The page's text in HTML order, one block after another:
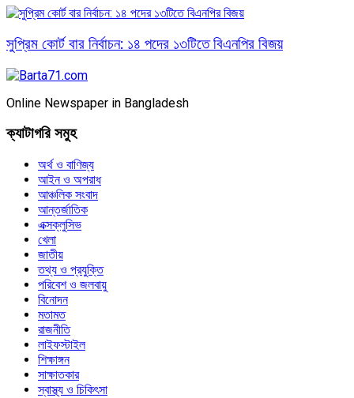
সুপ্রিম কোর্ট বার নির্বাচন: ১৪ পদের ১৩টিতে বিএনপির বিজয়
Online Newspaper in Bangladesh
ক্যাটাগরি সমুহ
অর্থ ও বাণিজ্য
আইন ও অপরাধ
আঞ্চলিক সংবাদ
আন্তর্জাতিক
এক্সক্লুসিভ
খেলা
জাতীয়
তথ্য ও প্রযুক্তি
পরিবেশ ও জলবায়ু
বিনোদন
মতামত
রাজনীতি
লাইফস্টাইল
শিক্ষাঙ্গন
সাক্ষাতকার
স্বাস্থ্য ও চিকিৎসা